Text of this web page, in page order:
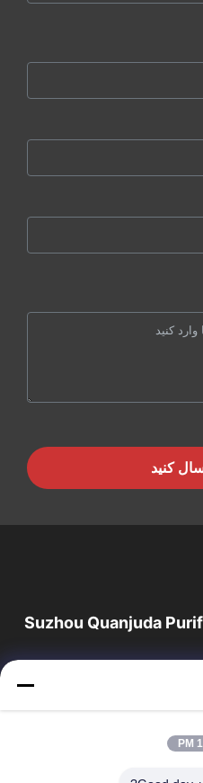
کنید
Suzhou Quanjuda
و صادر کننده پیشرو محصولات
محصولات